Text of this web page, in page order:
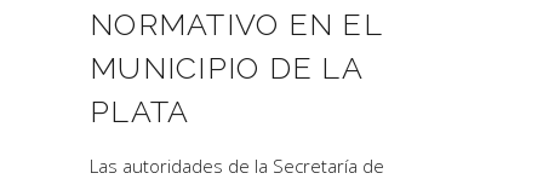
NORMATIVO EN EL
MUNICIPIO DE LA
PLATA
Las autoridades de la Secretaría de